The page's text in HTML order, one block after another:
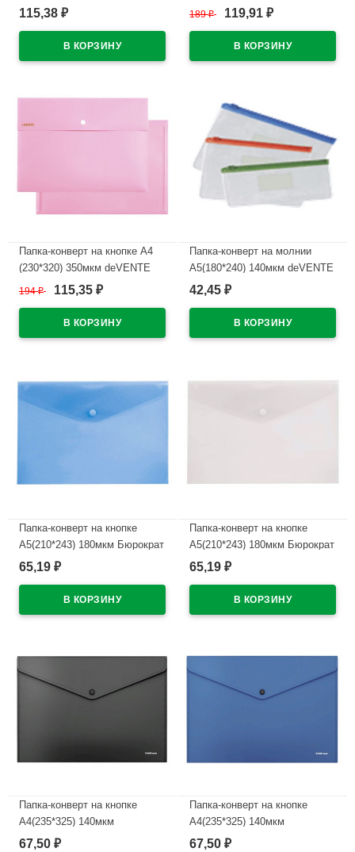
Пастель (Pastel) бирюзовый
115,38 ₽
Пастель (Pastel) сиреневый
189₽ 119,91 ₽
Папка-конверт на кнопке А4
(230*320) 350мкм deVENTE
Пастель (Pastel) розовый
194₽ 115,35 ₽
Папка-конверт на молнии
А5(180*240) 140мкм deVENTE
В наличии
42,45 ₽
Папка-конверт на кнопке
А5(210*243) 180мкм Бюрократ
синий арт.PK804A5blu
65,19 ₽
Папка-конверт на кнопке
А5(210*243) 180мкм Бюрократ
б/цв арт.PK804A5clear
65,19 ₽
Папка-конверт на кнопке
А4(235*325) 140мкм
ErichKrause непрозрач.
67,50 ₽
Папка-конверт на кнопке
А4(235*325) 140мкм
ErichKrause непрозрач. синий
67,50 ₽